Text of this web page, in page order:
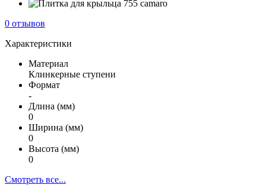
0 отзывов
Характеристики
Материал
Клинкерные ступени
Формат
-
Длина (мм)
0
Ширина (мм)
0
Высота (мм)
0
Смотреть все...